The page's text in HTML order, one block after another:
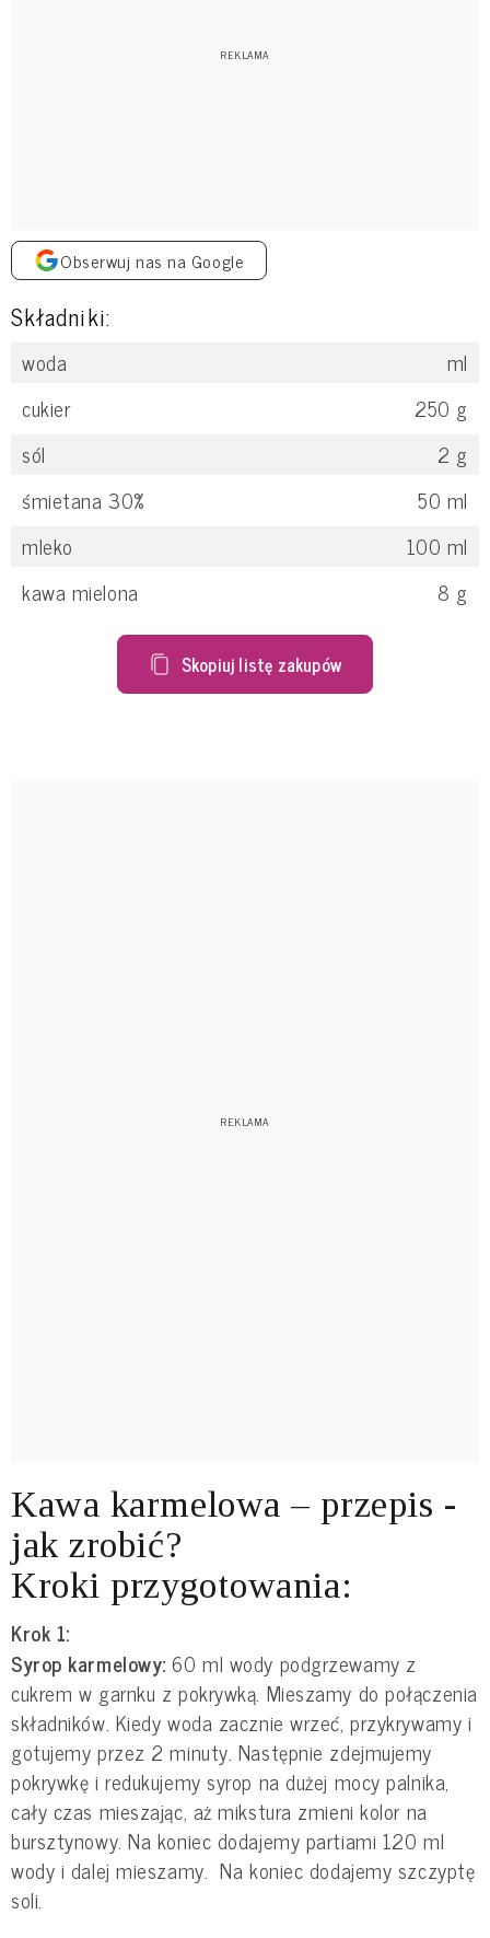
Obserwuj nas na Google
Składniki:
woda
ml
cukier
250 g
sól
2 g
śmietana 30%
50 ml
mleko
100 ml
kawa mielona
8 g
Skopiuj listę zakupów
Kawa karmelowa – przepis -
jak zrobić?
Kroki przygotowania:
Krok 1:
Syrop karmelowy: 60 ml wody podgrzewamy z
cukrem w garnku z pokrywką. Mieszamy do połączenia
składników. Kiedy woda zacznie wrzeć, przykrywamy i
gotujemy przez 2 minuty. Następnie zdejmujemy
pokrywkę i redukujemy syrop na dużej mocy palnika,
cały czas mieszając, aż mikstura zmieni kolor na
bursztynowy. Na koniec dodajemy partiami 120 ml
wody i dalej mieszamy. Na koniec dodajemy szczyptę
soli.